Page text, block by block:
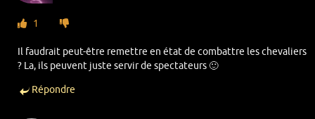
1
Il faudrait peut-être remettre en état de combattre les chevaliers
? La, ils peuvent juste servir de spectateurs 🙂
Répondre